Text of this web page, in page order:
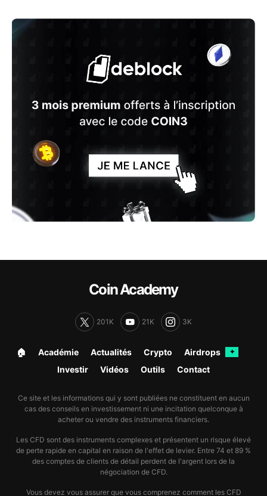
Coin Academy
201K 21K 3K
🏠︎ Académie Actualités Crypto Airdrops ✦
Investir Vidéos Outils Contact
Ce site et les informations qui y sont publiées ne constituent en aucun
cas des conseils en investissement ni une incitation quelconque à
acheter ou vendre des instruments financiers.
Les CFD sont des instruments complexes et présentent un risque élevé
de perte rapide en capital en raison de l'effet de levier. Entre 74 et 89 %
des comptes de clients de détail perdent de l'argent lors de la
négociation de CFD.
Vous devez vous assurer que vous comprenez comment les CFD